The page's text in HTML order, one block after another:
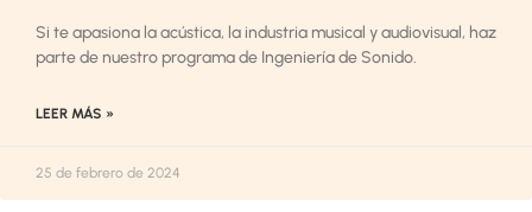
Si te apasiona la acústica, la industria musical y audiovisual, haz
parte de nuestro programa de Ingeniería de Sonido.
LEER MÁS »
25 de febrero de 2024